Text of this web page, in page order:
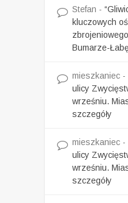
Stefan -
kluczowych
Bumarze-
mieszkaniec -
ulicy
wrześniu.
szczegóły
mieszkaniec -
ulicy
wrześniu.
szczegóły